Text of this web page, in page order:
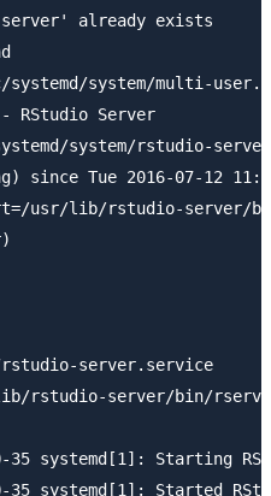
already exists
systemd/system/multi-
RStudio Server
system/rstudio-
since Tue 2016-07-12
usr/lib/rstudio-server/
server.service
rstudio-server/bin/
35 systemd[1]: Starting